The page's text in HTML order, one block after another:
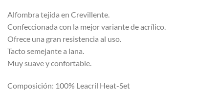
Alfombra tejida en Crevillente.
Confeccionada con la mejor variante de acrílico.
Ofrece una gran resistencia al uso.
Tacto semejante a lana.
Muy suave y confortable.
Composición: 100% Leacril Heat-Set